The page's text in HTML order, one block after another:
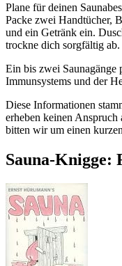
Plane für deinen
Packe zwei Handtücher,
und ein Getränk ein.
trockne dich sorgfältig ab.
Ein bis zwei Saunagänge
Immunsystems und der
Diese Informationen
erheben keinen
bitten wir um einen
Sauna-Knigge: